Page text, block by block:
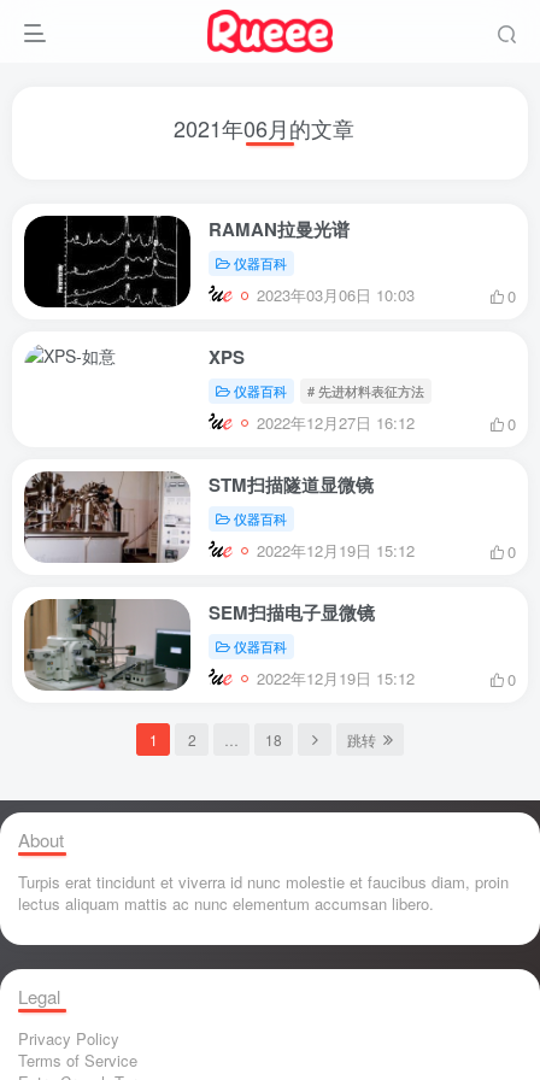
2021年06月的文章
RAMAN拉曼光谱
仪器百科
2023年03月06日 10:03 0
XPS
仪器百科 # 先进材料表征方法
2022年12月27日 16:12 0
STM扫描隧道显微镜
仪器百科
2022年12月19日 15:12 0
SEM扫描电子显微镜
仪器百科
2022年12月19日 15:12 0
1 2 18 跳转
About
Turpis erat tincidunt et viverra id nunc molestie et faucibus diam, proin
lectus aliquam mattis ac nunc elementum accumsan libero.
Legal
Privacy Policy
Terms of Service